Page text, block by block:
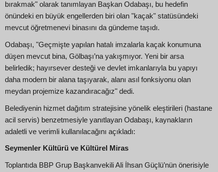
bırakmak" olarak tanımlayan Başkan Odabaşı, bu hedefin
önündeki en büyük engellerden biri olan "kaçak" statüsündeki
mevcut öğretmenevi binasını da gündeme taşıdı.
Odabaşı, "Geçmişte yapılan hatalı imzalarla kaçak konumuna
düşen mevcut bina, Gölbaşı’na yakışmıyor. Yeni bir arsa
belirledik; hayırsever desteği ve devlet imkanlarıyla bu yapıyı
daha modern bir alana taşıyarak, alanı asıl fonksiyonu olan
meydan projemize kazandıracağız" dedi.
Belediyenin hizmet dağıtım stratejisine yönelik eleştirileri (hastane
acil servis) benzetmesiyle yanıtlayan Odabaşı, kaynakların
adaletli ve verimli kullanılacağını açıkladı:
Seymenler Kültürü ve Kültürel Miras
Toplantıda BBP Grup Başkanvekili Ali İhsan Güçlü’nün önerisiyle